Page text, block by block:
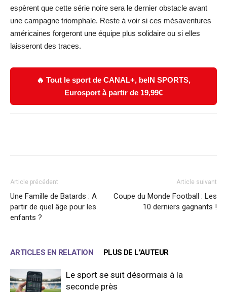
espèrent que cette série noire sera le dernier obstacle avant
une campagne triomphale. Reste à voir si ces mésaventures
américaines forgeront une équipe plus solidaire ou si elles
laisseront des traces.
🔥 Tout le sport de CANAL+, beIN SPORTS,
Eurosport à partir de 19,99€
Article précédent
Une Famille de Batards : A
partir de quel âge pour les
enfants ?
Article suivant
Coupe du Monde Football : Les
10 derniers gagnants !
ARTICLES EN RELATION PLUS DE L'AUTEUR
Le sport se suit désormais à la
seconde près